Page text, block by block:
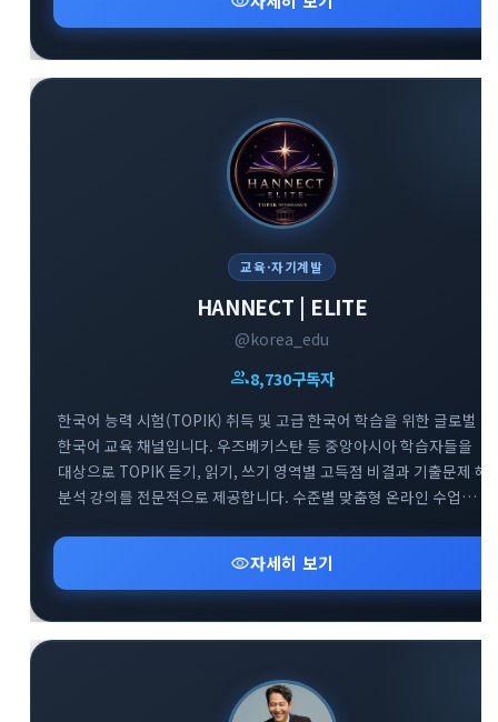
교육·자기계발
HANNECT | ELITE
@korea_edu
group8,730구독자
한국어 능력 시험(TOPIK) 취득 및 고급 한국어 학습을 위한 글로벌
한국어 교육 채널입니다. 우즈베키스탄 등 중앙아시아 학습자들을
대상으로 TOPIK 듣기, 읽기, 쓰기 영역별 고득점 비결과 기출문제 해
분석 강의를 전문적으로 제공합니다. 수준별 맞춤형 온라인 수업
전문 아카데미 소통 공간입니다.
visibility자세히 보기